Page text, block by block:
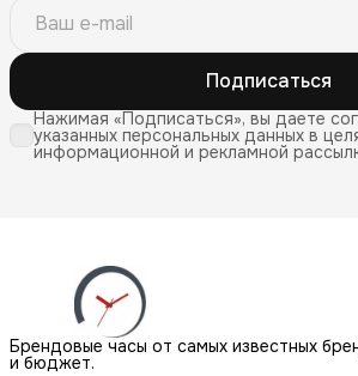
Подписаться
Нажимая «Подписаться», вы даете
указанных персональных данных в
информационной и рекламной
Брендовые часы от самых известных
и бюджет.